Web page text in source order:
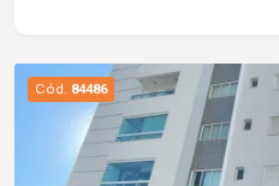
Cód. 84486